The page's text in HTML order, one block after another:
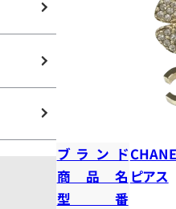
ブランド
商品名 ピアス
型番